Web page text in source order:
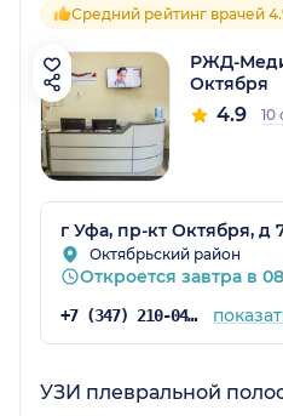
Средний рейтинг врачей
РЖД-
Октября
4.9 10
г Уфа, пр-кт Октября, д
Октябрьский район
Откроется завтра в
+7 (347) 210-04-96
УЗИ плевральной